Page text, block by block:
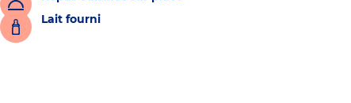
Lait fourni